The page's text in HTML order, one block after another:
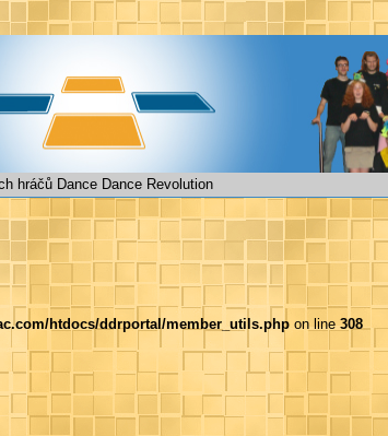
hráčů Dance Dance Revolution
htdocs/ddrportal/member_utils.php on line308